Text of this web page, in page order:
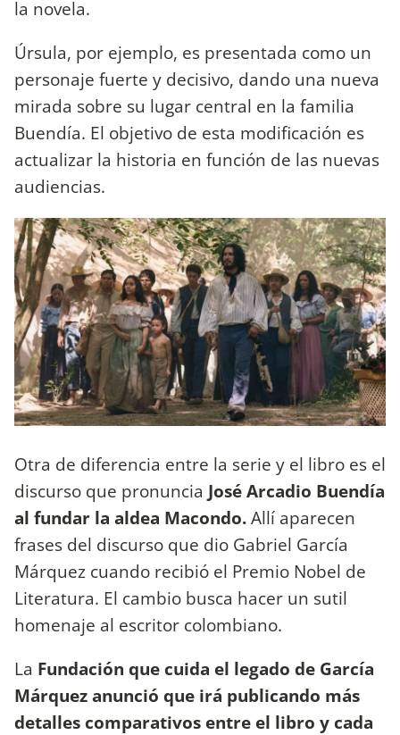
la novela.
Úrsula, por ejemplo, es presentada como un
personaje fuerte y decisivo, dando una nueva
mirada sobre su lugar central en la familia
Buendía. El objetivo de esta modificación es
actualizar la historia en función de las nuevas
audiencias.
Otra de diferencia entre la serie y el libro es el
discurso que pronuncia José Arcadio Buendía
al fundar la aldea Macondo.Allí aparecen
frases del discurso que dio Gabriel García
Márquez cuando recibió el Premio Nobel de
Literatura. El cambio busca hacer un sutil
homenaje al escritor colombiano.
La Fundación que cuida el legado de García
Márquez anunció que irá publicando más
detalles comparativos entre el libro y cada